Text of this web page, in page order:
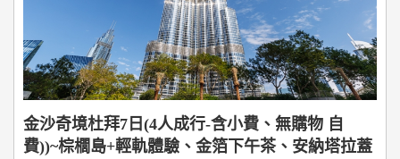
金沙奇境杜拜7日(4人成行-含小費、無購物 自
費))~棕櫚島+輕軌體驗、金箔下午茶、安納塔拉蓋